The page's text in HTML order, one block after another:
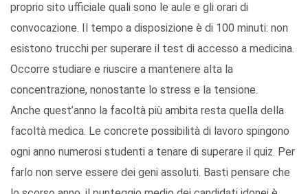
proprio sito ufficiale quali sono le aule e gli orari di
convocazione. Il tempo a disposizione è di 100 minuti: non
esistono trucchi per superare il test di accesso a medicina.
Occorre studiare e riuscire a mantenere alta la
concentrazione, nonostante lo stress e la tensione.
Anche quest’anno la facoltà più ambita resta quella della
facoltà medica. Le concrete possibilità di lavoro spingono
ogni anno numerosi studenti a tenare di superare il quiz. Per
farlo non serve essere dei geni assoluti. Basti pensare che